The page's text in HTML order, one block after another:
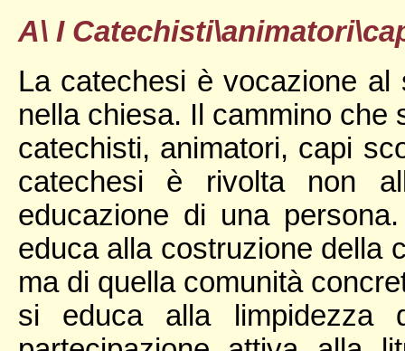
A\ I
La catechesi è vocazione
nella chiesa. Il cammino che
catechisti, animatori, capi
catechesi è rivolta non
educazione di una
educa alla costruzione della
ma di quella comunità
si educa alla limpidezza